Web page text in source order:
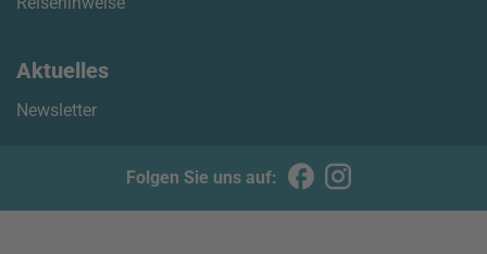
Aktuelles
Newsletter
Folgen Sie uns auf: